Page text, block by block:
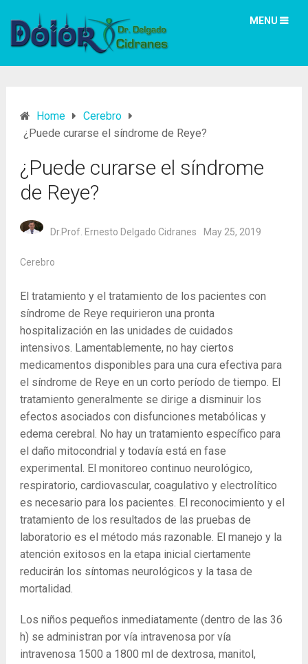
MENU
Home
Cerebro
¿Puede curarse el síndrome de Reye?
¿Puede curarse el síndrome
de Reye?
Dr.Prof. Ernesto Delgado Cidranes May 25, 2019
Cerebro
El tratamiento y el tratamiento de los pacientes con
síndrome de Reye requirieron una pronta
hospitalización en las unidades de cuidados
intensivos. Lamentablemente, no hay ciertos
medicamentos disponibles para una cura efectiva para
el síndrome de Reye en un corto período de tiempo. El
tratamiento generalmente se dirige a disminuir los
efectos asociados con disfunciones metabólicas y
edema cerebral. No hay un tratamiento específico para
el daño mitocondrial y todavía está en fase
experimental. El monitoreo continuo neurológico,
respiratorio, cardiovascular, coagulativo y electrolítico
es necesario para los pacientes. El reconocimiento y el
tratamiento de los resultados de las pruebas de
laboratorio es el método más razonable. El manejo y la
atención exitosos en la etapa inicial ciertamente
reducirán los síntomas neurológicos y la tasa de
mortalidad.
Los niños pequeños inmediatamente (dentro de las 36
h) se administran por vía intravenosa por vía
intravenosa 1500 a 1800 ml de dextrosa, manitol,